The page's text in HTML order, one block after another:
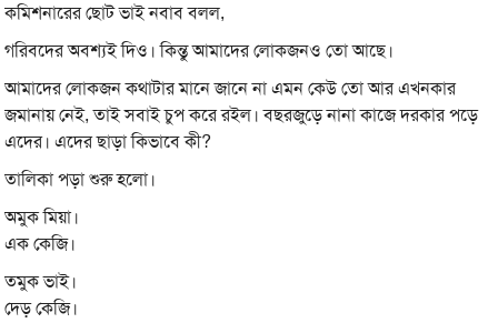
কমিশনারের ছোট ভাই নবাব বলল,
গরিবদের অবশ্যই দিও। কিন্তু আমাদের লোকজনও তো আছে।
আমাদের লোকজন কথাটার মানে জানে না এমন কেউ তো আর এখনকার
জমানায় নেই, তাই সবাই চুপ করে রইল। বছরজুড়ে নানা কাজে দরকার পড়ে
এদের। এদের ছাড়া কিভাবে কী?
তালিকা পড়া শুরু হলো।
অমুক মিয়া।
এক কেজি।
তমুক ভাই।
দেড় কেজি।